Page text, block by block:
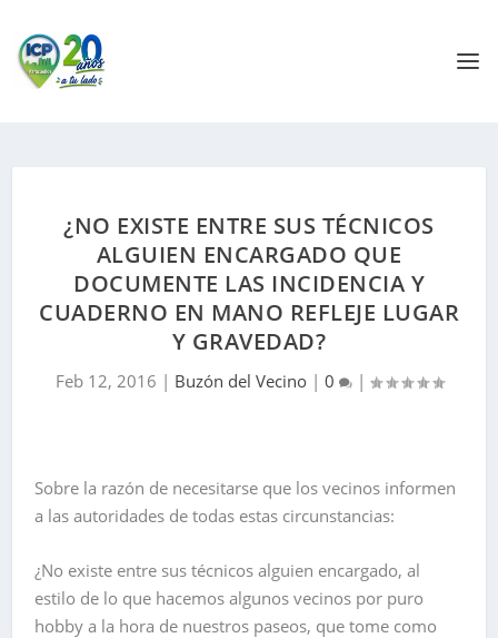
¿NO EXISTE ENTRE SUS TÉCNICOS
ALGUIEN ENCARGADO QUE
DOCUMENTE LAS INCIDENCIA Y
CUADERNO EN MANO REFLEJE LUGAR
Y GRAVEDAD?
Feb 12, 2016 | Buzón del Vecino| 0 |
Sobre la razón de necesitarse que los vecinos informen
a las autoridades de todas estas circunstancias:
¿No existe entre sus técnicos alguien encargado, al
estilo de lo que hacemos algunos vecinos por puro
hobby a la hora de nuestros paseos, que tome como